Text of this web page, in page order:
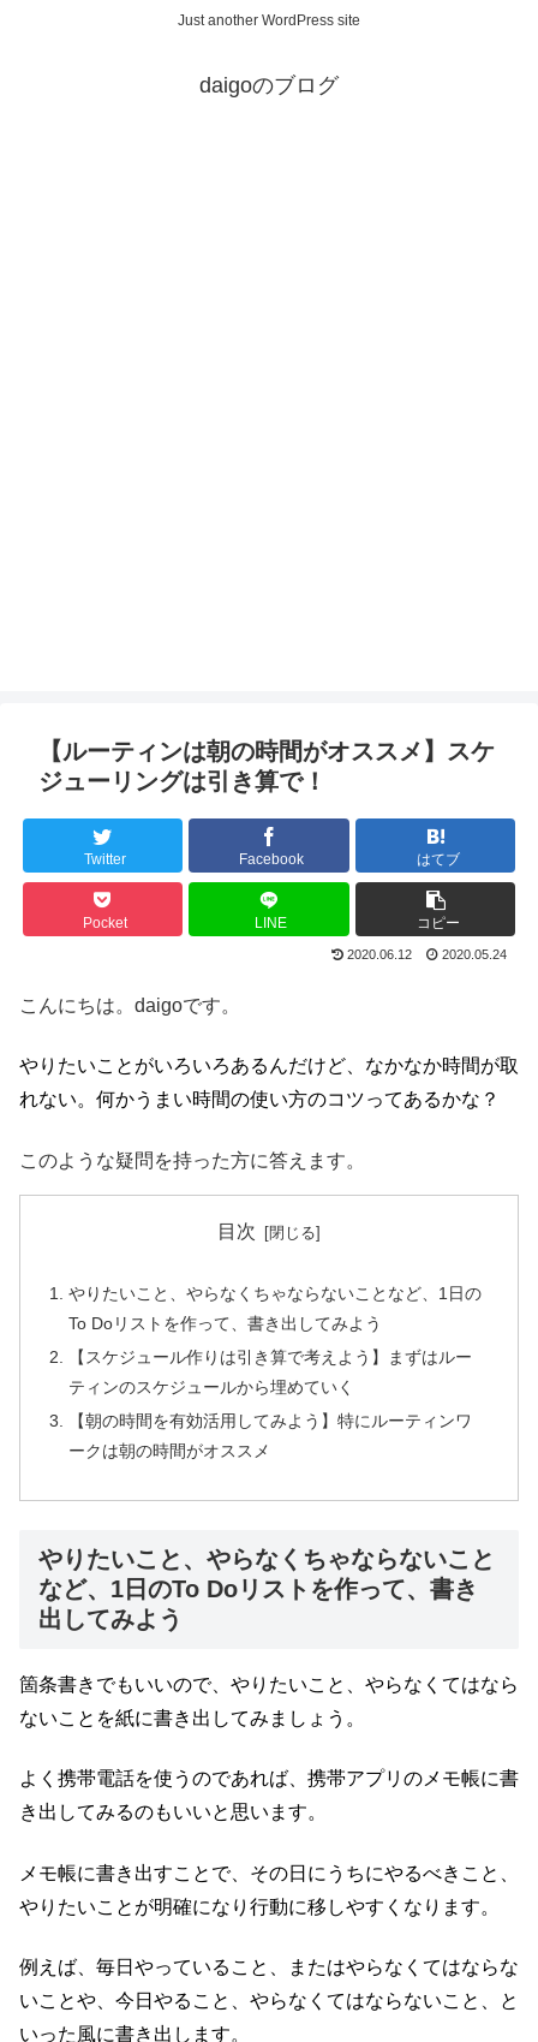
Just another WordPress site
daigoのブログ
【ルーティンは朝の時間がオススメ】スケ
ジューリングは引き算で！
Twitter Facebook はてブ
Pocket LINE コピー
2020.06.12 2020.05.24
こんにちは。daigoです。
やりたいことがいろいろあるんだけど、なかなか時間が取
れない。何かうまい時間の使い方のコツってあるかな？
このような疑問を持った方に答えます。
目次
やりたいこと、やらなくちゃならないことなど、1日の
To Doリストを作って、書き出してみよう
【スケジュール作りは引き算で考えよう】まずはルー
ティンのスケジュールから埋めていく
【朝の時間を有効活用してみよう】特にルーティンワ
ークは朝の時間がオススメ
やりたいこと、やらなくちゃならないこと
など、1日のTo Doリストを作って、書き
出してみよう
箇条書きでもいいので、やりたいこと、やらなくてはなら
ないことを紙に書き出してみましょう。
よく携帯電話を使うのであれば、携帯アプリのメモ帳に書
き出してみるのもいいと思います。
メモ帳に書き出すことで、その日にうちにやるべきこと、
やりたいことが明確になり行動に移しやすくなります。
例えば、毎日やっていること、またはやらなくてはならな
いことや、今日やること、やらなくてはならないこと、と
いった風に書き出します。